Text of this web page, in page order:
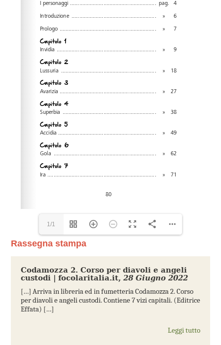
1/1
Rassegna stampa
Codamozza 2. Corso per diavoli e angeli
custodi | focolaritalia.it, 28 Giugno 2022
[…] Arriva in libreria ed in fumetteria Codamozza 2. Corso
per diavoli e angeli custodi. Contiene 7 vizi capitali. (Editrice
Effata) […]
Leggi tutto